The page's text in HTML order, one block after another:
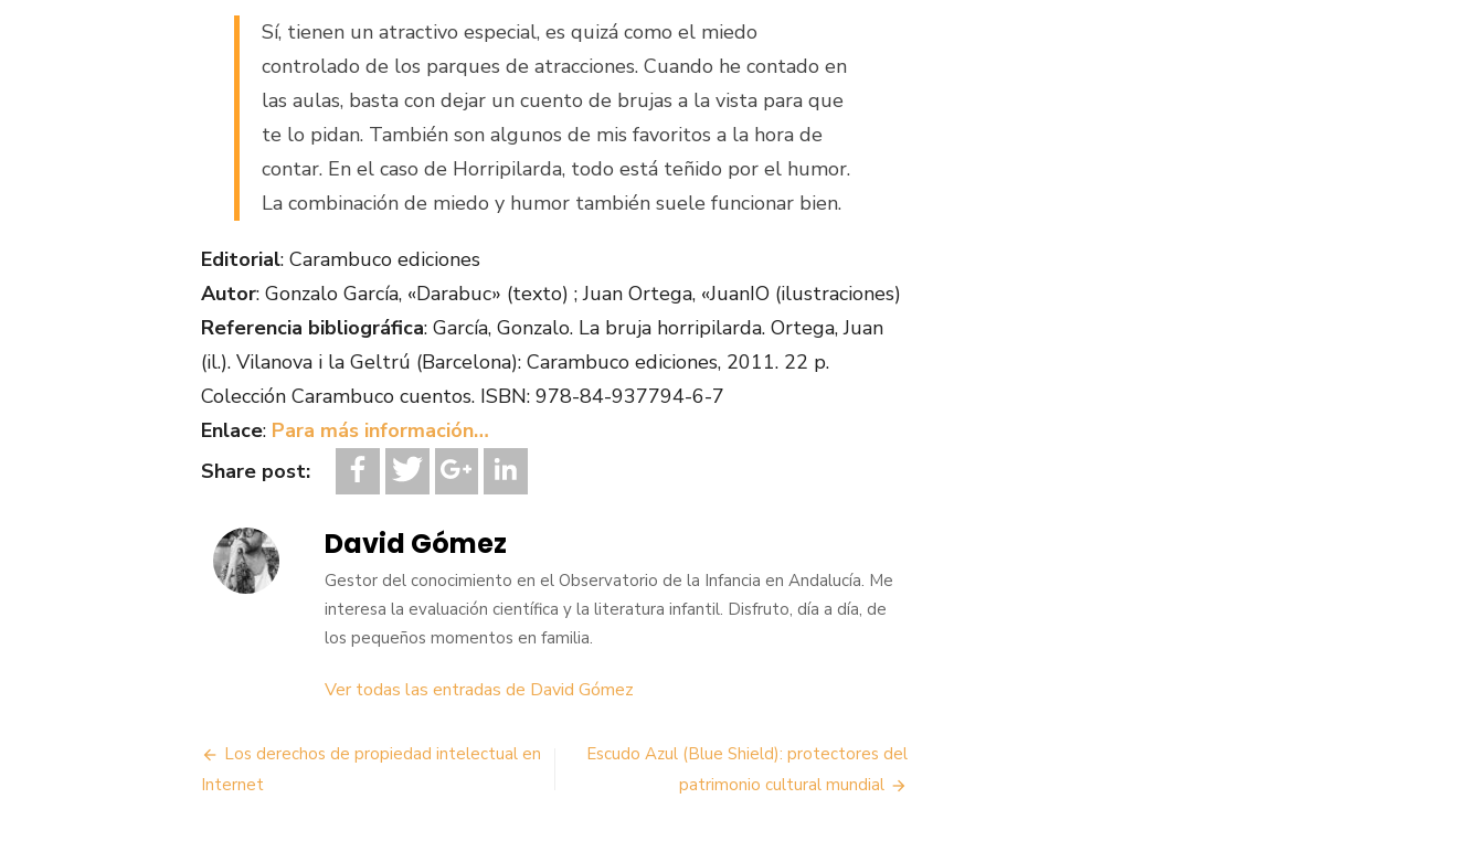
Sí, tienen un atractivo especial, es quizá como el miedo
controlado de los parques de atracciones. Cuando he contado en
las aulas, basta con dejar un cuento de brujas a la vista para que
te lo pidan. También son algunos de mis favoritos a la hora de
contar. En el caso de Horripilarda, todo está teñido por el humor.
La combinación de miedo y humor también suele funcionar bien.
Editorial: Carambuco ediciones
Autor: Gonzalo García, «Darabuc» (texto) ; Juan Ortega, «JuanIO (ilustraciones)
Referencia bibliográfica: García, Gonzalo. La bruja horripilarda. Ortega, Juan
(il.). Vilanova i la Geltrú (Barcelona): Carambuco ediciones, 2011. 22 p.
Colección Carambuco cuentos. ISBN: 978-84-937794-6-7
Enlace: Para más información…
Share post:
David Gómez
Gestor del conocimiento en el Observatorio de la Infancia en Andalucía. Me
interesa la evaluación científica y la literatura infantil. Disfruto, día a día, de
los pequeños momentos en familia.
Ver todas las entradas de David Gómez
Navegación
de
Los derechos de propiedad intelectual en
Internet
Escudo Azul (Blue Shield): protectores del
patrimonio cultural mundial